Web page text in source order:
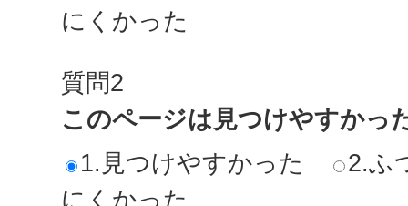
にくかった
質問2
このページは見つけやすかっ
1.見つけやすかった
2.ふ
にくかった